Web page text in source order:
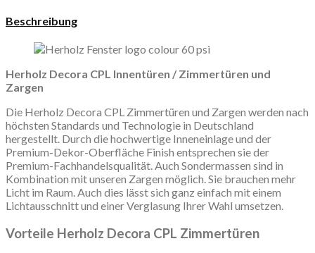
Beschreibung
Herholz Decora CPL Innentüren / Zimmertüren und
Zargen
Die Herholz Decora CPL Zimmertüren und Zargen werden nach
höchsten Standards und Technologie in Deutschland
hergestellt. Durch die hochwertige Inneneinlage und der
Premium-Dekor-Oberfläche Finish entsprechen sie der
Premium-Fachhandelsqualität. Auch Sondermassen sind in
Kombination mit unseren Zargen möglich. Sie brauchen mehr
Licht im Raum. Auch dies lässt sich ganz einfach mit einem
Lichtausschnitt und einer Verglasung Ihrer Wahl umsetzen.
Vorteile Herholz Decora CPL Zimmertüren